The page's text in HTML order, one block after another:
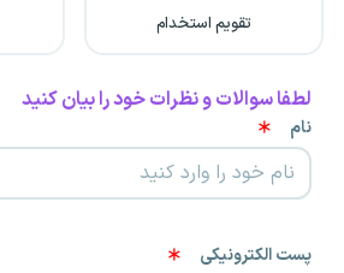
تقویم استخدام
لطفا سوالات و نظرات خود را بیان کنید
نام
پست الکترونیکی